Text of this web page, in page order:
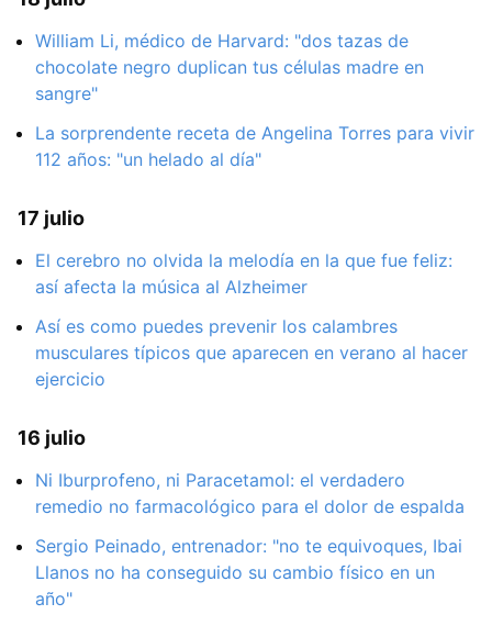
William Li, médico de Harvard: "dos tazas de
chocolate negro duplican tus células madre en
sangre"
La sorprendente receta de Angelina Torres para vivir
112 años: "un helado al día"
17 julio
El cerebro no olvida la melodía en la que fue feliz:
así afecta la música al Alzheimer
Así es como puedes prevenir los calambres
musculares típicos que aparecen en verano al hacer
ejercicio
16 julio
Ni Iburprofeno, ni Paracetamol: el verdadero
remedio no farmacológico para el dolor de espalda
Sergio Peinado, entrenador: "no te equivoques, Ibai
Llanos no ha conseguido su cambio físico en un
año"